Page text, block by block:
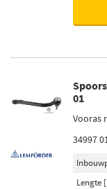
01
Vooras
34997
Lengte